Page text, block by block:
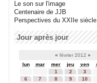
Le son sur l'image
Centenaire de JJB
Perspectives du XXIIe siècle
Jour après jour
« février 2012 »
lun
mar mer jeu ven
1
2 3
6
7 8 9 10